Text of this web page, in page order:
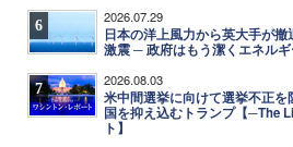
6 2026.07.29
日本の洋上風力から英大手が
激震 ─ 政府はもう潔くエネル
7 2026.08.03
米中間選挙に向けて選挙不正
国を抑え込むトランプ【─The
ト】